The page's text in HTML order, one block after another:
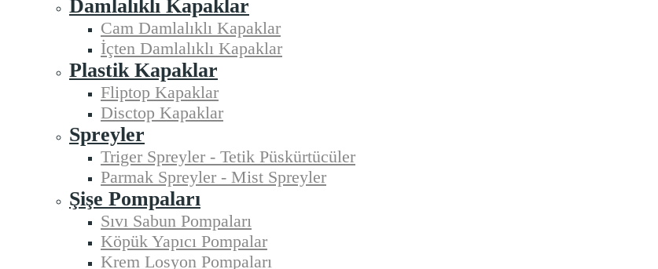
Damlalıklı Kapaklar
Cam Damlalıklı Kapaklar
İçten Damlalıklı Kapaklar
Plastik Kapaklar
Fliptop Kapaklar
Disctop Kapaklar
Spreyler
Triger Spreyler - Tetik Püskürtücüler
Parmak Spreyler - Mist Spreyler
Şişe Pompaları
Sıvı Sabun Pompaları
Köpük Yapıcı Pompalar
Krem Losyon Pompaları